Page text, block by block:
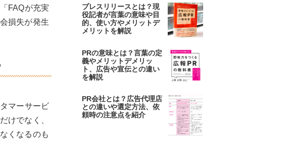
FAQが充実
損失が発生
マーサービ
けでなく、
くなるのも
プレスリリースとは？現
役記者が言葉の意味や目
的、使い方やメリットデ
メリットを解説
PRの意味とは？言葉の定
義やメリットデメリッ
ト、広告や宣伝との違い
を解説
PR会社とは？広告代理店
との違いや選定方法、依
頼時の注意点を紹介